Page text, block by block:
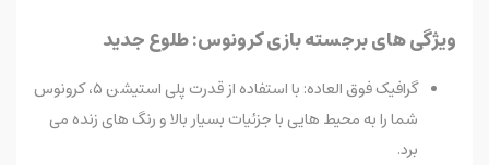
ویژگی های برجسته بازی کرونوس: طلوع جدید
گرافیک فوق العاده: با استفاده از قدرت پلی استیشن ۵، کرونوس
شما را به محیط هایی با جزئیات بسیار بالا و رنگ های زنده می
برد.